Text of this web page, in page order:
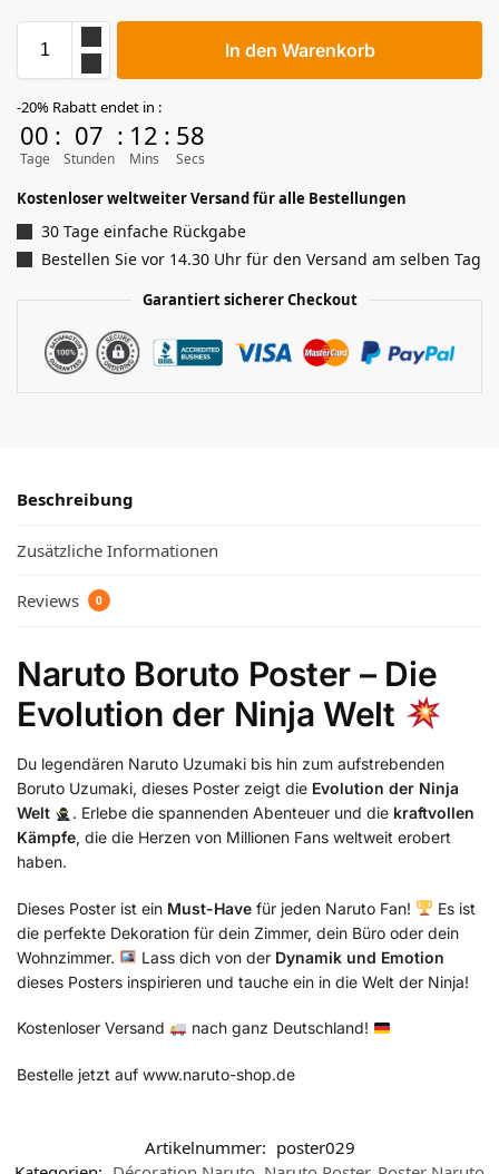
In den Warenkorb
-20% Rabatt endet in :
00
Tage
: 07
Stunden
: 12
Mins
: 57
Secs
Kostenloser weltweiter Versand für alle Bestellungen
30 Tage einfache Rückgabe
Bestellen Sie vor 14.30 Uhr für den Versand am selben Tag
Garantiert sicherer Checkout
Beschreibung
Zusätzliche Informationen
Reviews 0
Naruto Boruto Poster – Die
Evolution der Ninja Welt
Du legendären Naruto Uzumaki bis hin zum aufstrebenden
Boruto Uzumaki, dieses Poster zeigt die Evolution der Ninja
Welt
. Erlebe die spannenden Abenteuer und die kraftvollen
Kämpfe, die die Herzen von Millionen Fans weltweit erobert
haben.
Dieses Poster ist ein Must-Have für jeden Naruto Fan!
Es ist
die perfekte Dekoration für dein Zimmer, dein Büro oder dein
Wohnzimmer.
Lass dich von der Dynamik und Emotion
dieses Posters inspirieren und tauche ein in die Welt der Ninja!
Kostenloser Versand nach ganz Deutschland!
Bestelle jetzt auf www.naruto-shop.de
Artikelnummer: poster029